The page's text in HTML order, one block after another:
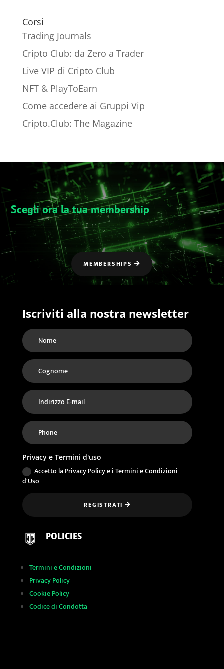
Corsi
Trading Journals
Cripto Club: da Zero a Trader
Live VIP di Cripto Club
NFT & PlayToEarn
Come accedere ai Gruppi Vip
Cripto.Club: The Magazine
Scegli ora la tua membership
MEMBERSHIPS
Iscriviti alla nostra newsletter
Privacy e Termini d'uso
Accetto la Privacy Policy e i Termini e Condizioni
d'Uso
REGISTRATI
POLICIES
Termini e Condizioni
Privacy Policy
Cookie Policy
Codice di Condotta